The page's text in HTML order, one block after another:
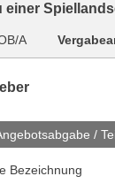
einer
A
/
Bezeichnung